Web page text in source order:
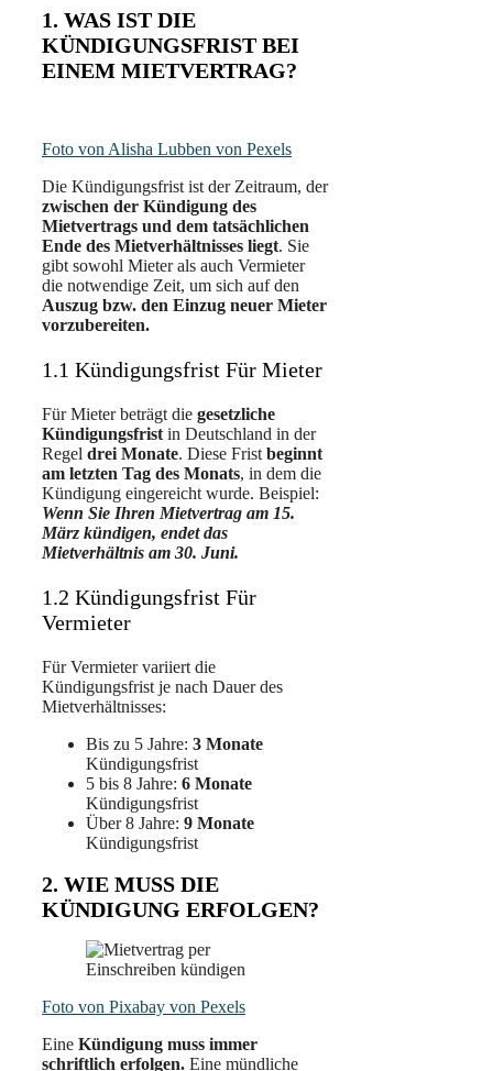
1. WAS IST DIE
KÜNDIGUNGSFRIST BEI
EINEM MIETVERTRAG?
Foto von Alisha Lubben von Pexels
Die Kündigungsfrist ist der Zeitraum, der
zwischen der Kündigung des
Mietvertrags und dem tatsächlichen
Ende des Mietverhältnisses liegt. Sie
gibt sowohl Mieter als auch Vermieter
die notwendige Zeit, um sich auf den
Auszug bzw. den Einzug neuer Mieter
vorzubereiten.
1.1 Kündigungsfrist Für Mieter
Für Mieter beträgt die gesetzliche
Kündigungsfrist in Deutschland in der
Regel drei Monate. Diese Frist beginnt
am letzten Tag des Monats, in dem die
Kündigung eingereicht wurde. Beispiel:
Wenn Sie Ihren Mietvertrag am 15.
März kündigen, endet das
Mietverhältnis am 30. Juni.
1.2 Kündigungsfrist Für
Vermieter
Für Vermieter variiert die
Kündigungsfrist je nach Dauer des
Mietverhältnisses:
Bis zu 5 Jahre: 3 Monate
Kündigungsfrist
5 bis 8 Jahre: 6 Monate
Kündigungsfrist
Über 8 Jahre: 9 Monate
Kündigungsfrist
2. WIE MUSS DIE
KÜNDIGUNG ERFOLGEN?
Foto von Pixabay von Pexels
Eine Kündigung muss immer
schriftlich erfolgen. Eine mündliche